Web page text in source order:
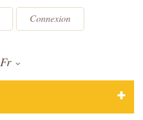
Connexion
Fr